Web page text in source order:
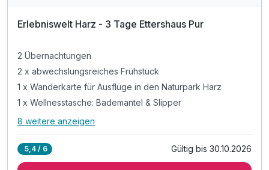
Erlebniswelt Harz - 3 Tage Ettershaus Pur
2 Übernachtungen
2 x abwechslungsreiches Frühstück
1 x Wanderkarte für Ausflüge in den Naturpark Harz
1 x Wellnesstasche: Bademantel & Slipper
Alle Inklusivleistungen
8 weitere anzeigen
5,4 / 6 Gültig bis 30.10.2026